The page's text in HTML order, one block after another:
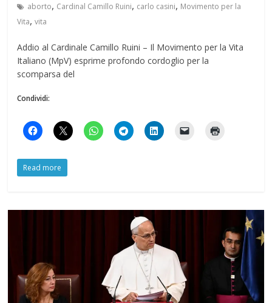
aborto, Cardinal Camillo Ruini, carlo casini, Movimento per la
Vita,vita
Addio al Cardinale Camillo Ruini – Il Movimento per la Vita
Italiano (MpV) esprime profondo cordoglio per la
scomparsa del
Condividi:
Read more